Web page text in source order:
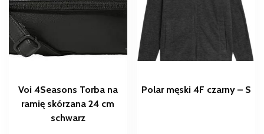
Voi 4Seasons Torba na
ramię skórzana 24 cm
schwarz
Polar męski 4F czarny – S